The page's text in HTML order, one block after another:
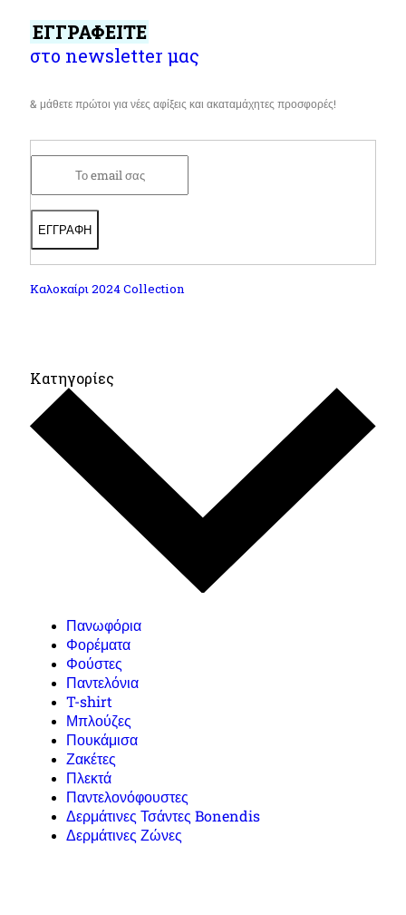
Κατηγορίες
Πανωφόρια
Φορέματα
Φούστες
Παντελόνια
T-shirt
Μπλούζες
Πουκάμισα
Ζακέτες
Πλεκτά
Παντελονόφουστες
Δερμάτινες Τσάντες Bonendis
Δερμάτινες Ζώνες
ΕΓΓΡΑΦΕΙΤΕ
στο newsletter μας
& μάθετε πρώτοι για νέες αφίξεις και ακαταμάχητες προσφορές!
Καλοκαίρι 2024 Collection